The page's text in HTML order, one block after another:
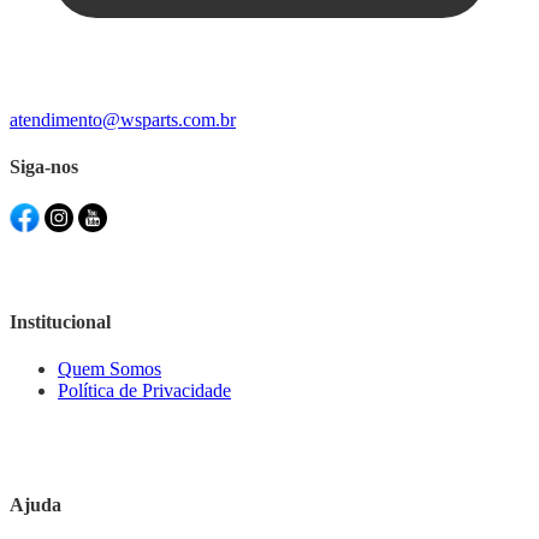
atendimento@wsparts.com.br
Siga-nos
Institucional
Quem Somos
Política de Privacidade
Ajuda